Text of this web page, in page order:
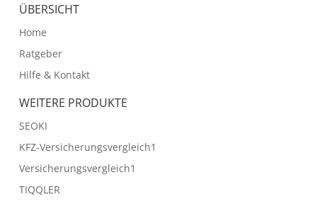
ÜBERSICHT
Home
Ratgeber
Hilfe & Kontakt
WEITERE PRODUKTE
SEOKI
KFZ-Versicherungsvergleich1
Versicherungsvergleich1
TIQQLER